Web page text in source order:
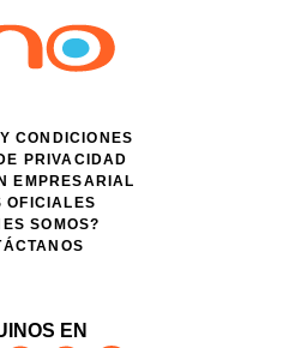
CONDICIONES
PRIVACIDAD
EMPRESARIAL
OFICIALES
SOMOS?
EN